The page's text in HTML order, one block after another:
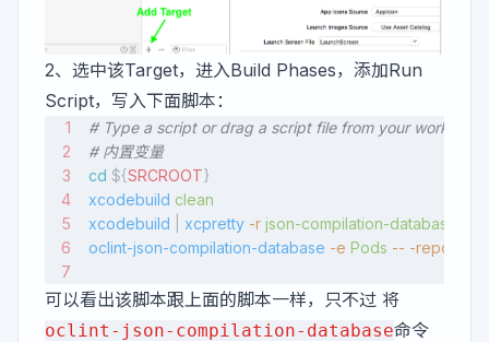
2、选中该Target，进入Build Phases，添加Run
Script，写入下面脚本：
# Type a script or drag a script file from your
# 内置变量
cd ${SRCROOT}
xcodebuild clean
xcodebuild
xcpretty -r json-compilation-database
oclint-json-compilation-database -e Pods -- -report-
可以看出该脚本跟上面的脚本一样，只不过 将
oclint-json-compilation-database命令